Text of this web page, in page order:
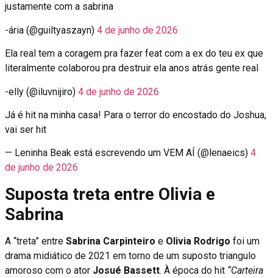
justamente com a sabrina
-ária (@guiltyaszayn) 4 de junho de 2026
Ela real tem a coragem pra fazer feat com a ex do teu ex que
literalmente colaborou pra destruir ela anos atrás gente real
-elly (@iluvnijiro) 4 de junho de 2026
Já é hit na minha casa! Para o terror do encostado do Joshua,
vai ser hit
— Leninha Beak está escrevendo um VEM AÍ (@lenaeics) 4
de junho de 2026
Suposta treta entre Olivia e
Sabrina
A “treta” entre Sabrina Carpinteiro e Olivia Rodrigo foi um
drama midiático de 2021 em torno de um suposto triangulo
amoroso com o ator Josué Bassett. À época do hit “Carteira